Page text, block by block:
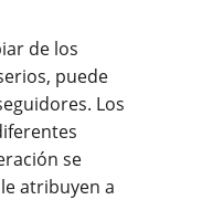
de los
puede
Los
se
atribuyen a